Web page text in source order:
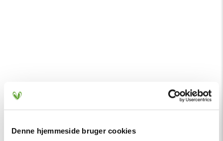
Denne hjemmeside bruger cookies